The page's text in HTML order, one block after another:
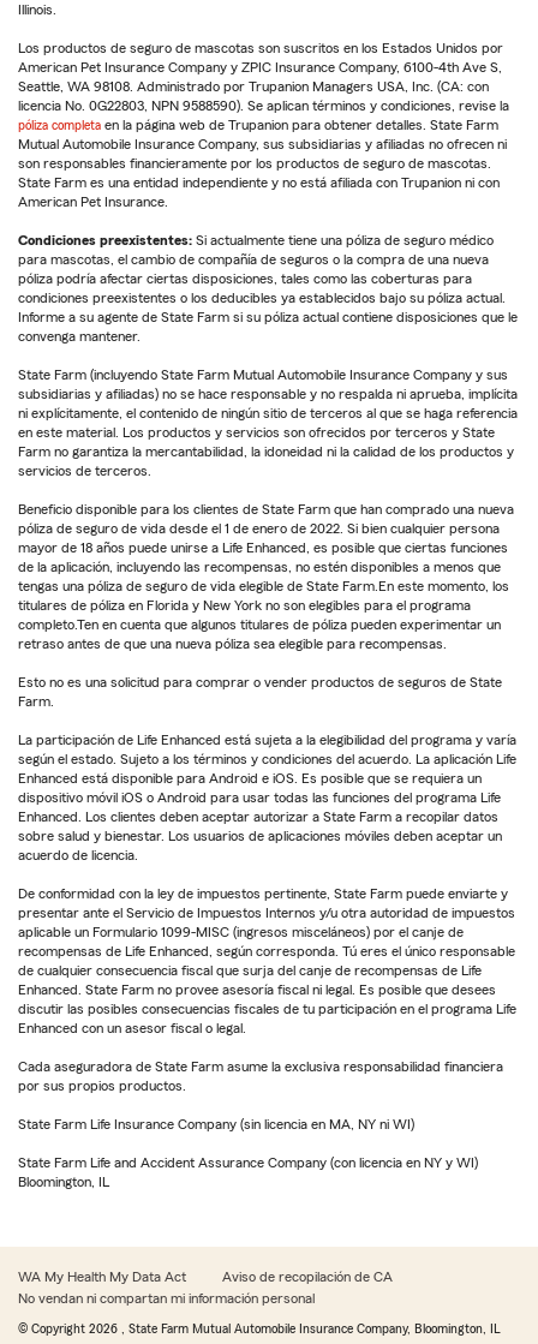
Illinois.
Los productos de seguro de mascotas son suscritos en los Estados Unidos por
American Pet Insurance Company y ZPIC Insurance Company, 6100-4th Ave S,
Seattle, WA 98108. Administrado por Trupanion Managers USA, Inc. (CA: con
licencia No. 0G22803, NPN 9588590). Se aplican términos y condiciones, revise la
póliza completa en la página web de Trupanion para obtener detalles. State Farm
Mutual Automobile Insurance Company, sus subsidiarias y afiliadas no ofrecen ni
son responsables financieramente por los productos de seguro de mascotas.
State Farm es una entidad independiente y no está afiliada con Trupanion ni con
American Pet Insurance.
Condiciones preexistentes: Si actualmente tiene una póliza de seguro médico
para mascotas, el cambio de compañía de seguros o la compra de una nueva
póliza podría afectar ciertas disposiciones, tales como las coberturas para
condiciones preexistentes o los deducibles ya establecidos bajo su póliza actual.
Informe a su agente de State Farm si su póliza actual contiene disposiciones que le
convenga mantener.
State Farm (incluyendo State Farm Mutual Automobile Insurance Company y sus
subsidiarias y afiliadas) no se hace responsable y no respalda ni aprueba, implícita
ni explícitamente, el contenido de ningún sitio de terceros al que se haga referencia
en este material. Los productos y servicios son ofrecidos por terceros y State
Farm no garantiza la mercantabilidad, la idoneidad ni la calidad de los productos y
servicios de terceros.
Beneficio disponible para los clientes de State Farm que han comprado una nueva
póliza de seguro de vida desde el 1 de enero de 2022. Si bien cualquier persona
mayor de 18 años puede unirse a Life Enhanced, es posible que ciertas funciones
de la aplicación, incluyendo las recompensas, no estén disponibles a menos que
tengas una póliza de seguro de vida elegible de State Farm.En este momento, los
titulares de póliza en Florida y New York no son elegibles para el programa
completo.Ten en cuenta que algunos titulares de póliza pueden experimentar un
retraso antes de que una nueva póliza sea elegible para recompensas.
Esto no es una solicitud para comprar o vender productos de seguros de State
Farm.
La participación de Life Enhanced está sujeta a la elegibilidad del programa y varía
según el estado. Sujeto a los términos y condiciones del acuerdo. La aplicación Life
Enhanced está disponible para Android e iOS. Es posible que se requiera un
dispositivo móvil iOS o Android para usar todas las funciones del programa Life
Enhanced. Los clientes deben aceptar autorizar a State Farm a recopilar datos
sobre salud y bienestar. Los usuarios de aplicaciones móviles deben aceptar un
acuerdo de licencia.
De conformidad con la ley de impuestos pertinente, State Farm puede enviarte y
presentar ante el Servicio de Impuestos Internos y/u otra autoridad de impuestos
aplicable un Formulario 1099-MISC (ingresos misceláneos) por el canje de
recompensas de Life Enhanced, según corresponda. Tú eres el único responsable
de cualquier consecuencia fiscal que surja del canje de recompensas de Life
Enhanced. State Farm no provee asesoría fiscal ni legal. Es posible que desees
discutir las posibles consecuencias fiscales de tu participación en el programa Life
Enhanced con un asesor fiscal o legal.
Cada aseguradora de State Farm asume la exclusiva responsabilidad financiera
por sus propios productos.
State Farm Life Insurance Company (sin licencia en MA, NY ni WI)
State Farm Life and Accident Assurance Company (con licencia en NY y WI)
Bloomington, IL
WA My Health My Data Act
Aviso de recopilación de CA
No vendan ni compartan mi información personal
© Copyright 2026 , State Farm Mutual Automobile Insurance Company, Bloomington, IL